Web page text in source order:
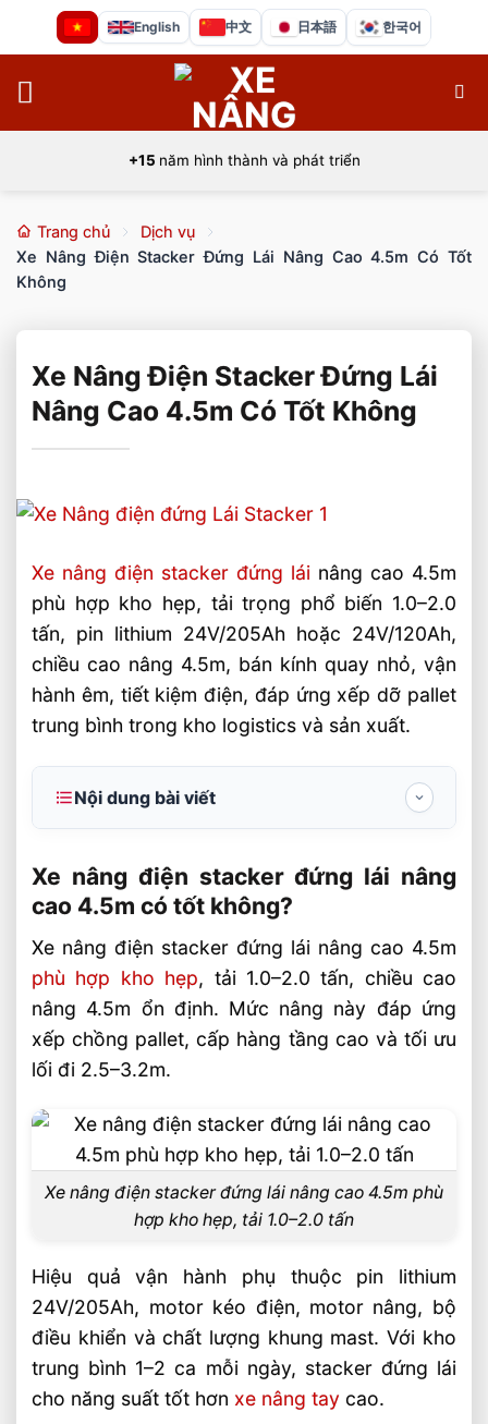
dung
English 中文 日本語 한국어
+15 năm hình thành và phát triển
Trang chủ
Dịch vụ
Xe Nâng Điện Stacker Đứng Lái Nâng Cao 4.5m Có Tốt
Không
Xe Nâng Điện Stacker Đứng Lái
Nâng Cao 4.5m Có Tốt Không
Xe nâng điện stacker đứng lái nâng cao 4.5m
phù hợp kho hẹp, tải trọng phổ biến 1.0–2.0
tấn, pin lithium 24V/205Ah hoặc 24V/120Ah,
chiều cao nâng 4.5m, bán kính quay nhỏ, vận
hành êm, tiết kiệm điện, đáp ứng xếp dỡ pallet
trung bình trong kho logistics và sản xuất.
Nội dung bài viết
4.5m có tốt không?
Thông số nào quyết định hiệu quả vận
hành của stacker 4.5m?
Nhóm doanh nghiệp nào nên chọn
stacker đứng lái 4.5m?
Cách đánh giá xe nâng điện stacker đứng
lái nâng cao 4.5m trước khi mua
So sánh pin lithium, AGM và ắc quy khô
cho stacker 4.5m
Câu hỏi thường gặp về xe nâng điện
stacker đứng lái 4.5m FAQ
4.5m có phù hợp kho hẹp không?
Nên chọn pin lithium hay AGM cho
stacker 4.5m?
Tải trọng nào thường phù hợp với
stacker đứng lái 4.5m?
Xe nâng điện stacker đứng lái nâng
cao 4.5m có tốt không?
Xe nâng điện stacker đứng lái nâng cao 4.5m
phù hợp kho hẹp, tải 1.0–2.0 tấn, chiều cao
nâng 4.5m ổn định. Mức nâng này đáp ứng
xếp chồng pallet, cấp hàng tầng cao và tối ưu
lối đi 2.5–3.2m.
Xe nâng điện stacker đứng lái nâng cao 4.5m phù
hợp kho hẹp, tải 1.0–2.0 tấn
Hiệu quả vận hành phụ thuộc pin lithium
24V/205Ah, motor kéo điện, motor nâng, bộ
điều khiển và chất lượng khung mast. Với kho
trung bình 1–2 ca mỗi ngày, stacker đứng lái
cho năng suất tốt hơn xe nâng tay cao.